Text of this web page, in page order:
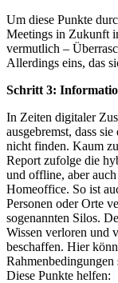
Um diese Punkte
Meetings in Zukunft
vermutlich –
Allerdings eins, das
Schritt 3:
In Zeiten digitaler
ausgebremst, dass
nicht finden. Kaum
Report zufolge die
und offline, aber
Homeoffice. So ist
Personen oder Orte
sogenannten Silos.
Wissen verloren und
beschaffen. Hier
Rahmenbedingungen
Diese Punkte helfen: